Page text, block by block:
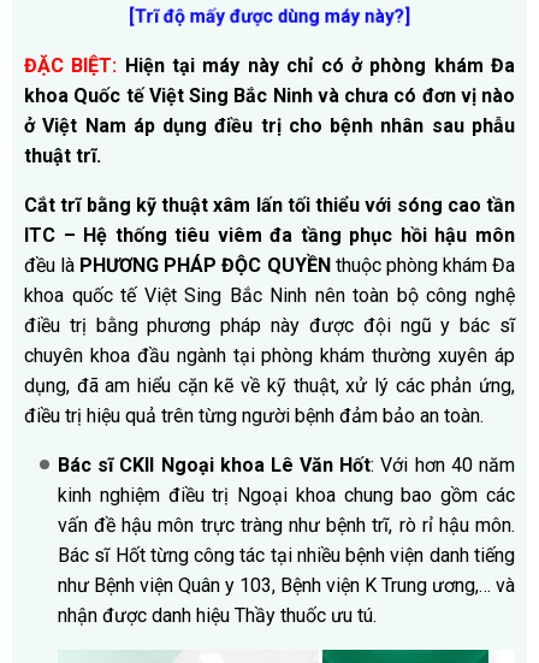
[Trĩ độ mấy được dùng máy này?]
ĐẶC BIỆT: Hiện tại máy này chỉ có ở phòng khám Đa
khoa Quốc tế Việt Sing Bắc Ninh và chưa có đơn vị nào
ở Việt Nam áp dụng điều trị cho bệnh nhân sau phẫu
thuật trĩ.
Cắt trĩ bằng kỹ thuật xâm lấn tối thiểu với sóng cao tần
ITC – Hệ thống tiêu viêm đa tầng phục hồi hậu môn
đều là PHƯƠNG PHÁP ĐỘC QUYỀNthuộc phòng khám Đa
khoa quốc tế Việt Sing Bắc Ninh nên toàn bộ công nghệ
điều trị bằng phương pháp này được đội ngũ y bác sĩ
chuyên khoa đầu ngành tại phòng khám thường xuyên áp
dụng, đã am hiểu cặn kẽ về kỹ thuật, xử lý các phản ứng,
điều trị hiệu quả trên từng người bệnh đảm bảo an toàn.
Bác sĩ CKII Ngoại khoa Lê Văn Hốt: Với hơn 40 năm
kinh nghiệm điều trị Ngoại khoa chung bao gồm các
vấn đề hậu môn trực tràng như bệnh trĩ, rò rỉ hậu môn.
Bác sĩ Hốt từng công tác tại nhiều bệnh viện danh tiếng
như Bệnh viện Quân y 103, Bệnh viện K Trung ương,… và
nhận được danh hiệu Thầy thuốc ưu tú.